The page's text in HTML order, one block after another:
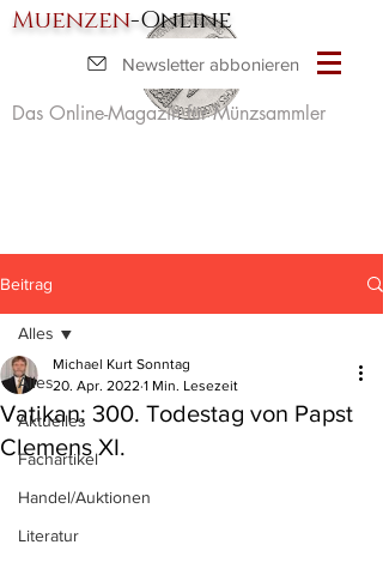
Muenzen-Online
Das Online-Magazin für Münzsammler
Newsletter abbonieren
Beitrag
Alles
Aktuelles
Fachartikel
Handel/Auktionen
Literatur
Alles
Vatikan: 300. Todestag von Papst
Clemens XI.
Michael Kurt Sonntag
20. Apr. 2022 1 Min. Lesezeit